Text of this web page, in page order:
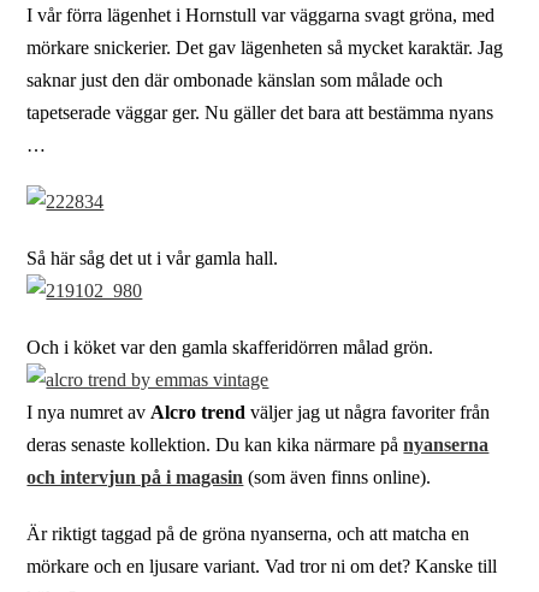
I vår förra lägenhet i Hornstull var väggarna svagt gröna, med
mörkare snickerier. Det gav lägenheten så mycket karaktär. Jag
saknar just den där ombonade känslan som målade och
tapetserade väggar ger. Nu gäller det bara att bestämma nyans
…
Så här såg det ut i vår gamla hall.
Och i köket var den gamla skafferidörren målad grön.
I nya numret av Alcro trend väljer jag ut några favoriter från
deras senaste kollektion. Du kan kika närmare pånyanserna
och intervjun på i magasin (som även finns online).
Är riktigt taggad på de gröna nyanserna, och att matcha en
mörkare och en ljusare variant. Vad tror ni om det? Kanske till